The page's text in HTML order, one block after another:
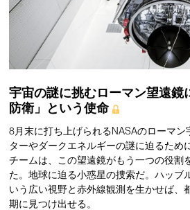
宇宙の謎に挑むローマン望遠鏡
防衛」という使命
8月末に打ち上げられるNASAのローマン
ターやダークエネルギーの謎に迫るため
チームは、この望遠鏡がもう一つの役割
た。地球に迫る小惑星の捜索だ。ハッブ
いう広い視野と赤外線観測を生かせば、
期に見つけ出せる。